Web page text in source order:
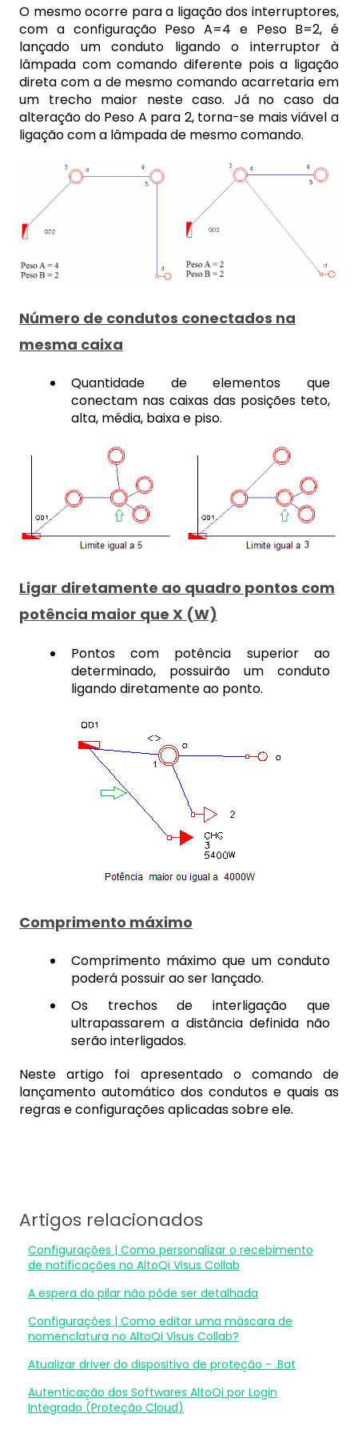
O mesmo ocorre para a ligação dos interruptores,
com a configuração Peso A=4 e Peso B=2, é
lançado um conduto ligando o interruptor à
lâmpada com comando diferente pois a ligação
direta com a de mesmo comando acarretaria em
um trecho maior neste caso. Já no caso da
alteração do Peso A para 2, torna-se mais viável a
ligação com a lâmpada de mesmo comando.
Número de condutos conectados na
mesma caixa
Quantidade de elementos que
conectam nas caixas das posições teto,
alta, média, baixa e piso.
Ligar diretamente ao quadro pontos com
potência maior que X (W)
Pontos com potência superior ao
determinado, possuirão um conduto
ligando diretamente ao ponto.
Comprimento máximo
Comprimento máximo que um conduto
poderá possuir ao ser lançado.
Os trechos de interligação que
ultrapassarem a distância definida não
serão interligados.
Neste artigo foi apresentado o comando de
lançamento automático dos condutos e quais as
regras e configurações aplicadas sobre ele.
Artigos relacionados
Configurações | Como personalizar o recebimento
de notificações no AltoQi Visus Collab
A espera do pilar não pôde ser detalhada
Configurações | Como editar uma máscara de
nomenclatura no AltoQi Visus Collab?
Atualizar driver do dispositivo de proteção - .Bat
Autenticação dos Softwares AltoQi por Login
Integrado (Proteção Cloud)